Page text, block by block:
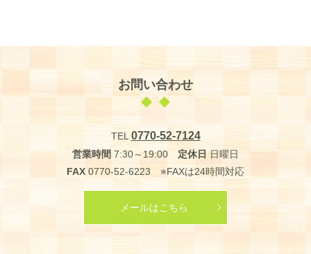
お問い合わせ
TEL0770-52-7124
営業時間 7:30～19:00 定休日 日曜日
FAX 0770-52-6223 ※FAXは24時間対応
メールはこちら